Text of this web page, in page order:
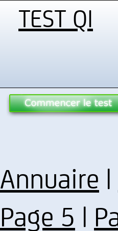
TEST QI
Annuaire |
Page 5 |